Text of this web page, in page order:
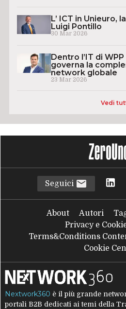
L’ ICT in Unieuro,
Luigi Pontillo
30 Mar 2026
Dentro l’IT di
governa la
network globale
23 Mar 2026
Vedi
Seguici
About Autori
Privacy e
Terms&Conditions
Cookie
Nextwork360 è il più grande
portali B2B dedicati ai temi della